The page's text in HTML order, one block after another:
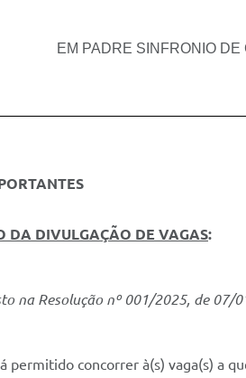
EM PADRE SINFRONIO DE
DA DIVULGAÇÃO DE VAGAS:
na Resolução nº 001/2025, de 07/
permitido concorrer à(s) vaga(s) a